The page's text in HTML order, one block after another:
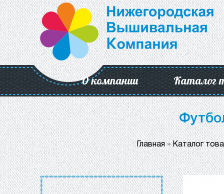
О компании Каталог
Главная»Каталог